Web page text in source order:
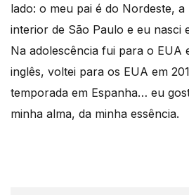
lado: o meu pai é do Nordeste, a
interior de São Paulo e eu nasci
Na adolescência fui para o EUA
inglês, voltei para os EUA em
temporada em Espanha… eu
minha alma, da minha essência.